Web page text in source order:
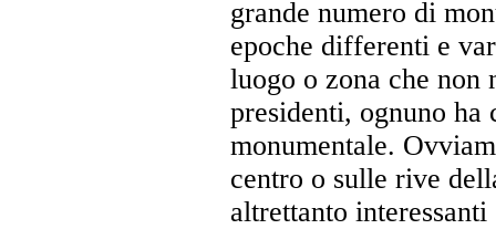
grande numero di
epoche differenti e
luogo o zona che non
presidenti, ognuno
monumentale.
centro o sulle rive
altrettanto